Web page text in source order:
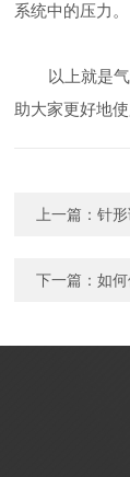
系统中的压力。
以上就是气
助大家更好地使
上一篇：针
下一篇：如